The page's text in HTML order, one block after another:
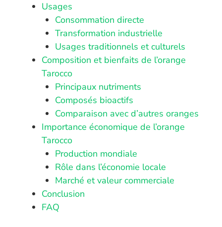
Usages
Consommation directe
Transformation industrielle
Usages traditionnels et culturels
Composition et bienfaits de l’orange
Tarocco
Principaux nutriments
Composés bioactifs
Comparaison avec d’autres oranges
Importance économique de l’orange
Tarocco
Production mondiale
Rôle dans l’économie locale
Marché et valeur commerciale
Conclusion
FAQ